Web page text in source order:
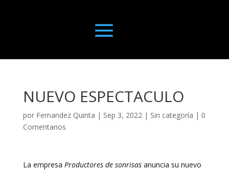
NUEVO ESPECTACULO
por Fernandez Quinta | Sep 3, 2022| Sin categoría | 0
Comentarios
La empresa Productores de sonrisas anuncia su nuevo